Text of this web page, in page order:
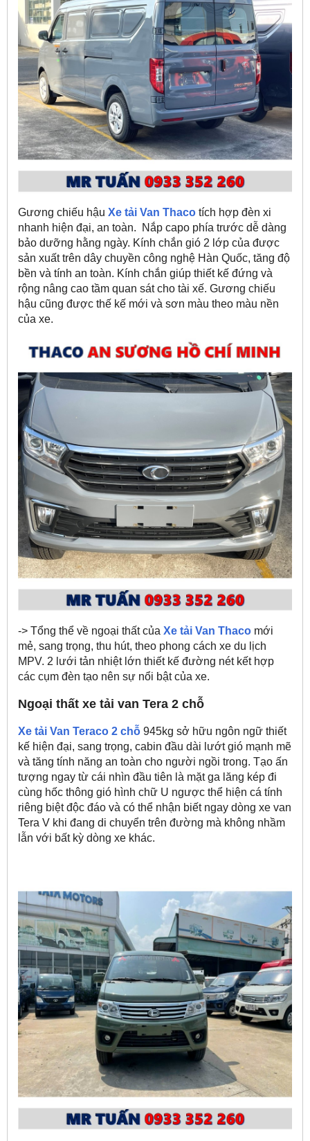
Gương chiếu hậu Xe tải Van Thaco tích hợp đèn xi
nhanh hiện đại, an toàn. Nắp capo phía trước dễ dàng
bảo dưỡng hằng ngày. Kính chắn gió 2 lớp của được
sản xuất trên dây chuyền công nghệ Hàn Quốc, tăng độ
bền và tính an toàn. Kính chắn giúp thiết kế đứng và
rộng nâng cao tầm quan sát cho tài xế. Gương chiếu
hậu cũng được thế kế mới và sơn màu theo màu nền
của xe.
-> Tổng thể về ngoại thất của Xe tải Van Thaco mới
mẻ, sang trọng, thu hút, theo phong cách xe du lịch
MPV. 2 lưới tản nhiệt lớn thiết kế đường nét kết hợp
các cụm đèn tạo nên sự nổi bật của xe.
Ngoại thất xe tải van Tera 2 chỗ
Xe tải Van Teraco 2 chỗ 945kg sở hữu ngôn ngữ thiết
kế hiện đại, sang trọng, cabin đầu dài lướt gió mạnh mẽ
và tăng tính năng an toàn cho người ngồi trong. Tạo ấn
tượng ngay từ cái nhìn đầu tiên là mặt ga lăng kép đi
cùng hốc thông gió hình chữ U ngược thể hiện cá tính
riêng biệt độc đáo và có thể nhận biết ngay dòng xe van
Tera V khi đang di chuyển trên đường mà không nhầm
lẫn với bất kỳ dòng xe khác.